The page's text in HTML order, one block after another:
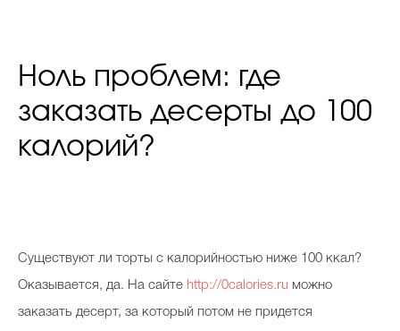
Ноль проблем: где
заказать десерты до 100
калорий?
Существуют ли торты с калорийностью ниже 100 ккал?
Оказывается, да. На сайте http://0calories.ru можно
заказать десерт, за который потом не придется